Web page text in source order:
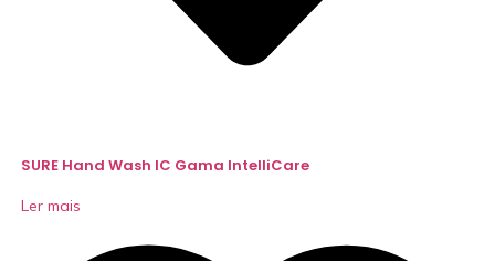
SURE Hand Wash IC Gama IntelliCare
Ler mais